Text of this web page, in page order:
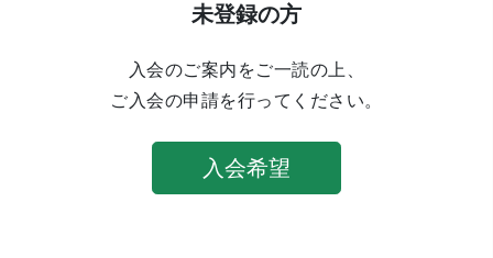
未登録の方
入会のご案内をご一読の上、
ご入会の申請を行ってください。
入会希望